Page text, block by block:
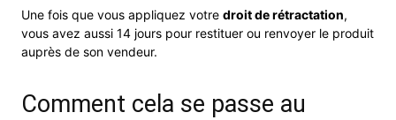
Une fois que vous appliquez votre droit de rétractation,
vous avez aussi 14 jours pour restituer ou renvoyer le produit
auprès de son vendeur.
Comment cela se passe au